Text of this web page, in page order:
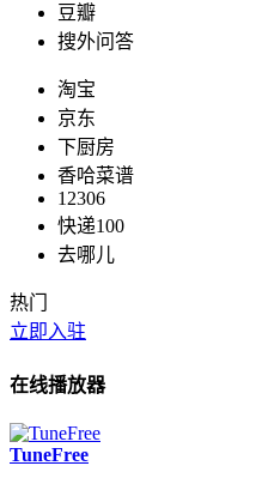
豆瓣
搜外问答
淘宝
京东
下厨房
香哈菜谱
12306
快递100
去哪儿
热门
立即入驻
在线播放器
TuneFree